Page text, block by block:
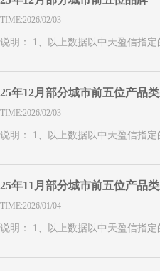
TIME:2026/02/03
说明： 1、以上数据以中天盈信指
25年12月部分城市前五位产品类
TIME:2026/02/03
说明： 1、以上数据以中天盈信指
25年11月部分城市前五位产品类
TIME:2026/01/04
说明： 1、以上数据以中天盈信指